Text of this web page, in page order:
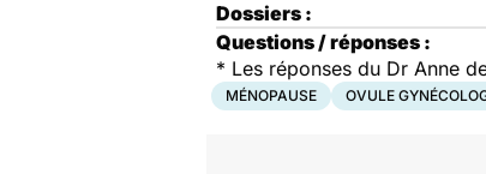
Dossiers :
Questions / réponses :
* Les réponses du Dr Anne
MÉNOPAUSE OVULE